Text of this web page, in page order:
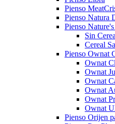
Pienso
Pienso Natura
Pienso
Sin
Cereal
Pienso Ownat
Ownat
Ownat
Ownat
Ownat
Ownat
Ownat
Pienso Orijen